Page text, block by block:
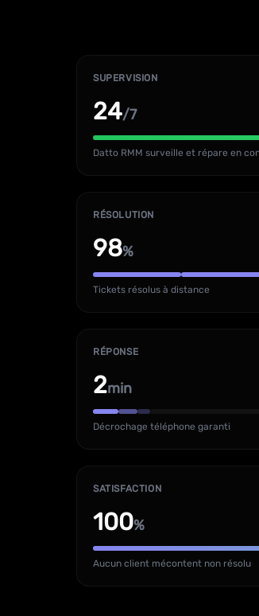
SUPERVISION
24/7
Datto RMM surveille et répare en
RÉSOLUTION
98%
Tickets résolus à distance
RÉPONSE
2min
Décrochage téléphone garanti
SATISFACTION
100%
Aucun client mécontent non résolu